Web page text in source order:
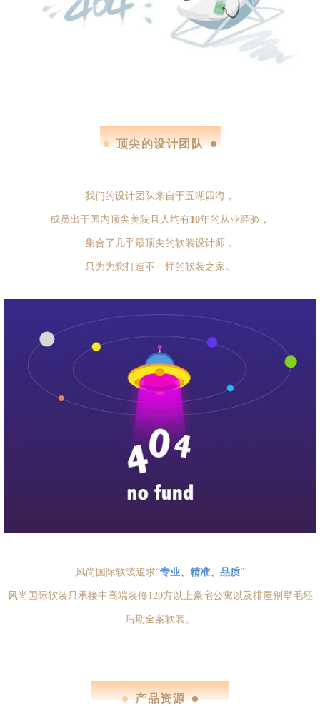
top design team
顶尖的设计团队
我们的设计团队来自于五湖四海，
成员出于国内顶尖美院且人均有10年的从业经验，
集合了几乎最顶尖的软装设计师，
只为为您打造不一样的软装之家。
风尚国际软装追求“专业、精准、品质”
风尚国际软装只承接中高端装修120方以上豪宅公寓以及排屋别墅毛坯
后期全案软装。
product resources
产品资源